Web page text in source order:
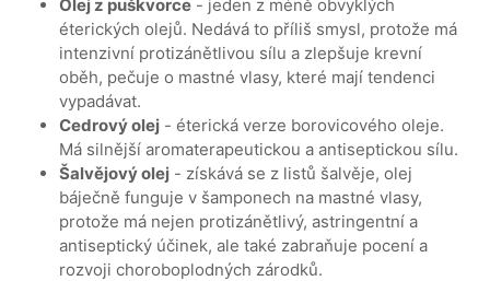
Olej z puškvorce - jeden z méně obvyklých
éterických olejů. Nedává to příliš smysl, protože má
intenzivní protizánětlivou sílu a zlepšuje krevní
oběh, pečuje o mastné vlasy, které mají tendenci
vypadávat.
Cedrový olej - éterická verze borovicového oleje.
Má silnější aromaterapeutickou a antiseptickou sílu.
Šalvějový olej - získává se z listů šalvěje, olej
báječně funguje v šamponech na mastné vlasy,
protože má nejen protizánětlivý, astringentní a
antiseptický účinek, ale také zabraňuje pocení a
rozvoji choroboplodných zárodků.